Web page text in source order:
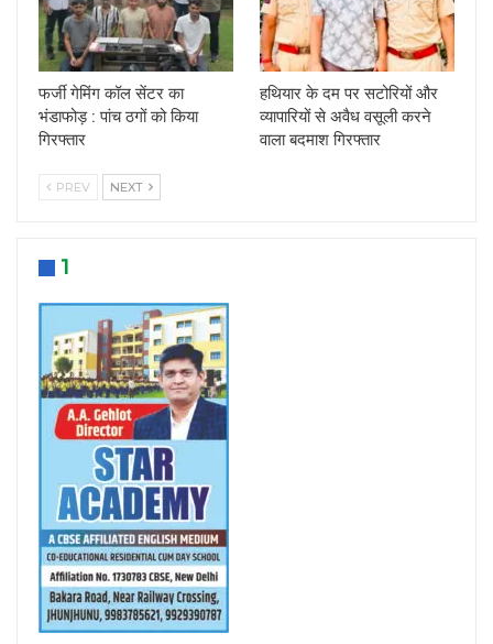
फर्जी गेमिंग कॉल सेंटर का
भंडाफोड़ : पांच ठगों को किया
गिरफ्तार
हथियार के दम पर सटोरियों और
व्यापारियों से अवैध वसूली करने
वाला बदमाश गिरफ्तार
PREV NEXT
1